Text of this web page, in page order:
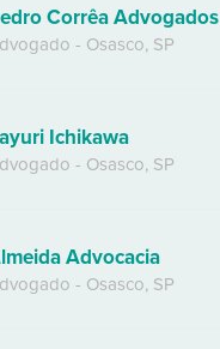
Corrêa Advogados
- Osasco, SP
Ichikawa
- Osasco, SP
Advocacia
- Osasco, SP